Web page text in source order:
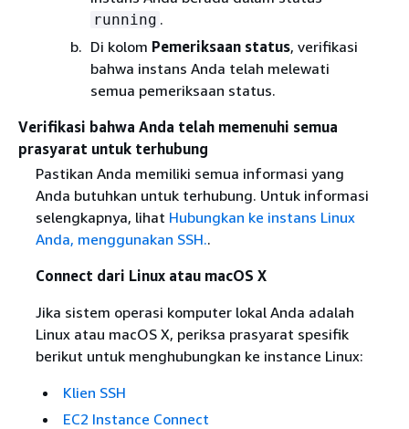
running .
Di kolom Pemeriksaan status, verifikasi
bahwa instans Anda telah melewati
semua pemeriksaan status.
Verifikasi bahwa Anda telah memenuhi semua
prasyarat untuk terhubung
Pastikan Anda memiliki semua informasi yang
Anda butuhkan untuk terhubung. Untuk informasi
selengkapnya, lihat Hubungkan ke instans Linux
Anda, menggunakan SSH..
Connect dari Linux atau macOS X
Jika sistem operasi komputer lokal Anda adalah
Linux atau macOS X, periksa prasyarat spesifik
berikut untuk menghubungkan ke instance Linux:
Klien SSH
EC2 Instance Connect